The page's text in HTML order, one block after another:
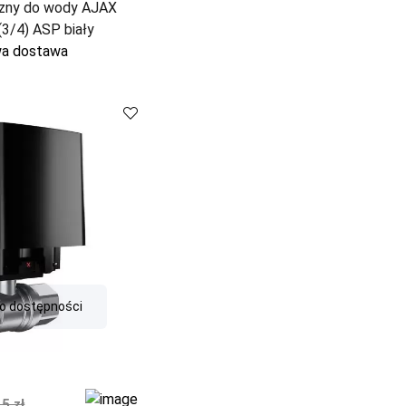
do wody AJAX
4) ASP biały
dostawa
dostępności
dostępności
cena